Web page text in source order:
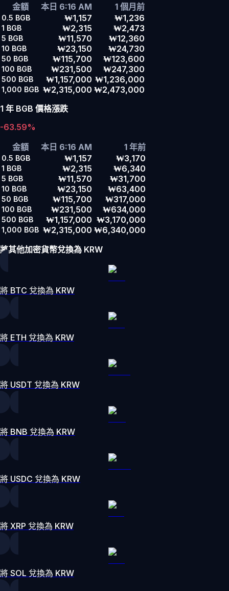
金額
本日 6:16 AM 1 個月前
0.5 BGB ₩1,157 ₩1,236
1 BGB ₩2,315 ₩2,473
5 BGB ₩11,570 ₩12,360
10 BGB ₩23,150 ₩24,730
50 BGB ₩115,700 ₩123,600
100 BGB ₩231,500 ₩247,300
500 BGB ₩1,157,000 ₩1,236,000
1,000 BGB ₩2,315,000 ₩2,473,000
1 年 BGB 價格漲跌
-63.59%
金額
本日 6:16 AM 1 年前
0.5 BGB ₩1,157 ₩3,170
1 BGB ₩2,315 ₩6,340
5 BGB ₩11,570 ₩31,700
10 BGB ₩23,150 ₩63,400
50 BGB ₩115,700 ₩317,000
100 BGB ₩231,500 ₩634,000
500 BGB ₩1,157,000 ₩3,170,000
1,000 BGB ₩2,315,000 ₩6,340,000
將其他加密貨幣兌換為 KRW
將 BTC 兌換為 KRW
將 ETH 兌換為 KRW
將 USDT 兌換為 KRW
將 BNB 兌換為 KRW
將 USDC 兌換為 KRW
將 XRP 兌換為 KRW
將 SOL 兌換為 KRW